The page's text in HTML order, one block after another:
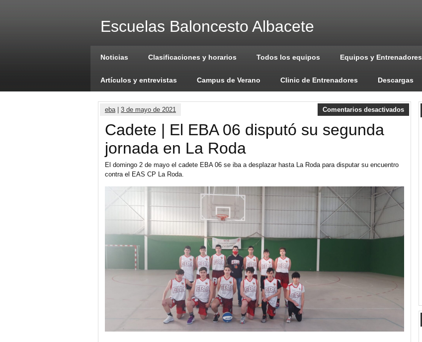
Escuelas Baloncesto Albacete
Noticias Clasificaciones y horarios Todos los equipos Equipos y Entrenadores
Artículos y entrevistas Campus de Verano Clinic de Entrenadores Descargas
eba| 3 de mayo de 2021 Comentarios desactivados
Cadete | El EBA 06 disputó su segunda
jornada en La Roda
El domingo 2 de mayo el cadete EBA 06 se iba a desplazar hasta La Roda para disputar su encuentro
contra el EAS CP La Roda.